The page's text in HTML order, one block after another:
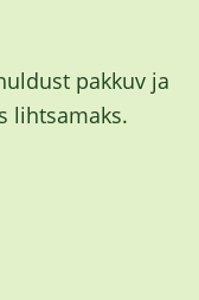
pakkuv ja
lihtsamaks.